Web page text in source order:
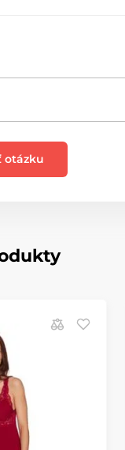
otázku